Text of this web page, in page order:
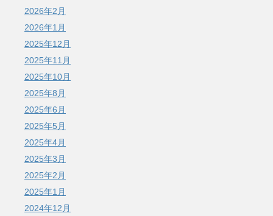
2026年2月
2026年1月
2025年12月
2025年11月
2025年10月
2025年8月
2025年6月
2025年5月
2025年4月
2025年3月
2025年2月
2025年1月
2024年12月